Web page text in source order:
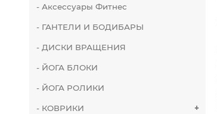
- Аксессуары Фитнес
- ГАНТЕЛИ И БОДИБАРЫ
- ДИСКИ ВРАЩЕНИЯ
- ЙОГА БЛОКИ
- ЙОГА РОЛИКИ
- КОВРИКИ +